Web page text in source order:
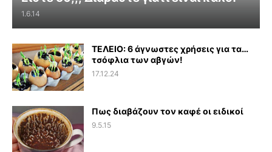
1.6.14
ΤΕΛΕΙΟ: 6 άγνωστες χρήσεις για τα…
τσόφλια των αβγών!
17.12.24
Πως διαβάζουν τον καφέ οι ειδικοί
9.5.15